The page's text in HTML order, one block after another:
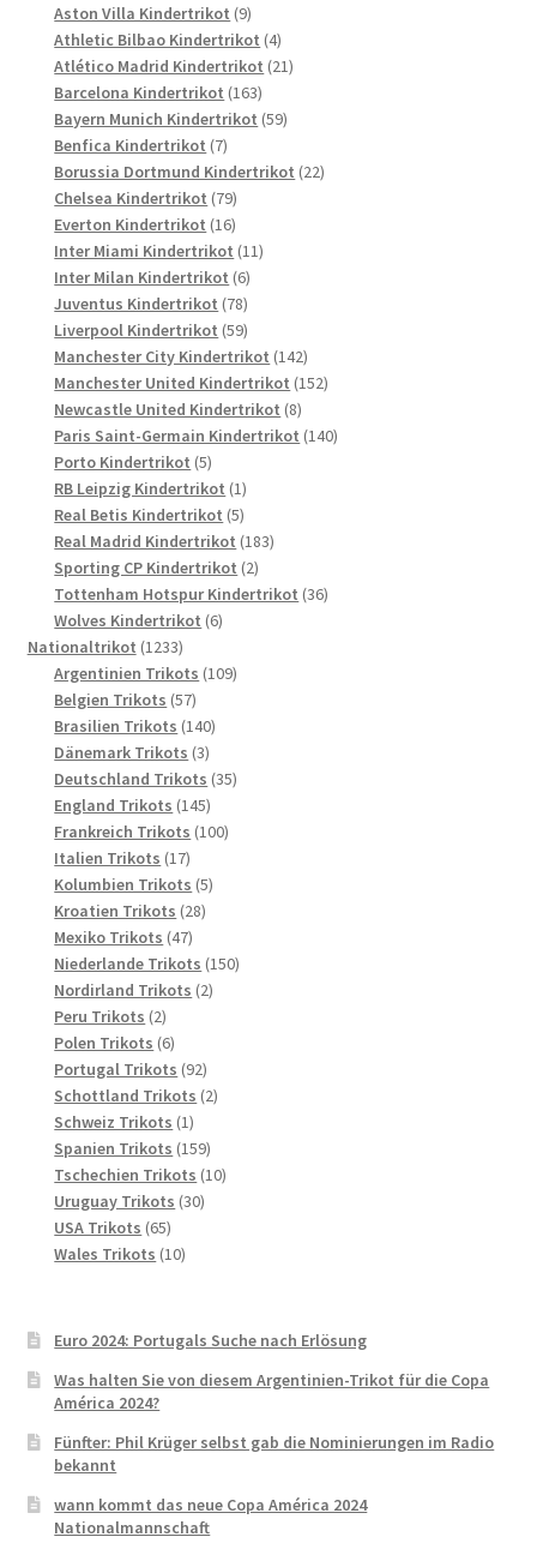
Produkte
Aston Villa Kindertrikot 99
Produkte
Athletic Bilbao Kindertrikot 44
Produkte
Atlético Madrid Kindertrikot 2121
Barcelona Kindertrikot 163163
Produkte
Bayern Munich Kindertrikot 5959
Benfica Kindertrikot 77
Produkte
Borussia Dortmund Kindertrikot 2222
Chelsea Kindertrikot 7979
Produkte
Everton Kindertrikot 1616
Produkte
Inter Miami Kindertrikot 1111
Inter Milan Kindertrikot 66
Produkte
Juventus Kindertrikot 7878
Produkte
Liverpool Kindertrikot 5959
Produkte
Manchester City Kindertrikot 142142
Produkte
Manchester United Kindertrikot 152152
Newcastle United Kindertrikot 88
Produkte
Paris Saint-Germain Kindertrikot 140140
Porto Kindertrikot 55
Produkte
RB Leipzig Kindertrikot 11
Produkt
Real Betis Kindertrikot 55
Produkte
Real Madrid Kindertrikot 183183
Sporting CP Kindertrikot 22
Produkte
Tottenham Hotspur Kindertrikot 3636
Wolves Kindertrikot 66
Nationaltrikot 12331233
Produkte
Argentinien Trikots 109109
Belgien Trikots 5757
Produkte
Brasilien Trikots 140140
Dänemark Trikots 33
Produkte
Deutschland Trikots 3535
England Trikots 145145
Produkte
Frankreich Trikots 100100
Italien Trikots 1717
Produkte
Kolumbien Trikots 55
Kroatien Trikots 2828
Mexiko Trikots 4747
Produkte
Niederlande Trikots 150150
Nordirland Trikots 22
Peru Trikots 22
Produkte
Polen Trikots 66
Produkte
Portugal Trikots 9292
Produkte
Schottland Trikots 22
Schweiz Trikots 11
Produkt
Spanien Trikots 159159
Produkte
Tschechien Trikots 1010
Uruguay Trikots 3030
USA Trikots 6565
Produkte
Wales Trikots 1010
Euro 2024: Portugals Suche nach Erlösung
Was halten Sie von diesem Argentinien-Trikot für die Copa
América 2024?
Fünfter: Phil Krüger selbst gab die Nominierungen im Radio
bekannt
wann kommt das neue Copa América 2024
Nationalmannschaft